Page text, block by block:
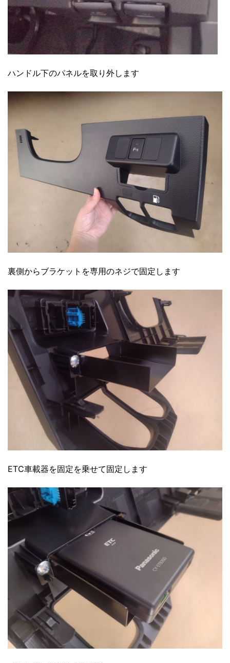
ハンドル下のパネルを取り外します
裏側からブラケットを専用のネジで固定します
ETC車載器を固定を乗せて固定します